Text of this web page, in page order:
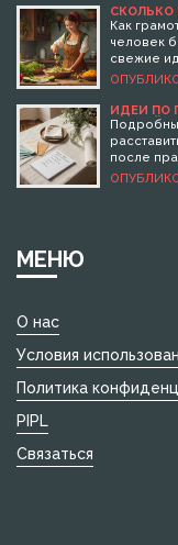
СКОЛЬКО
Как
человек
свежие
компании.
ИДЕИ ПО
ГОСТЕЙ:
после
МЕНЮ
О нас
Условия
Политика
PIPL
Связаться